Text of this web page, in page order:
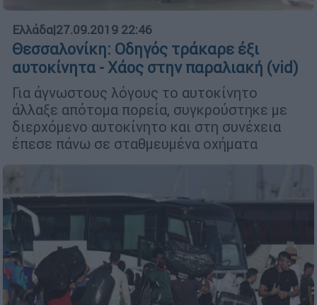
Ελλάδα|27.09.2019 22:46
Θεσσαλονίκη: Οδηγός τράκαρε έξι
αυτοκίνητα - Χάος στην παραλιακή (vid)
Για άγνωστους λόγους το αυτοκίνητο
άλλαξε απότομα πορεία, συγκρούστηκε με
διερχόμενο αυτοκίνητο και στη συνέχεια
έπεσε πάνω σε σταθμευμένα οχήματα